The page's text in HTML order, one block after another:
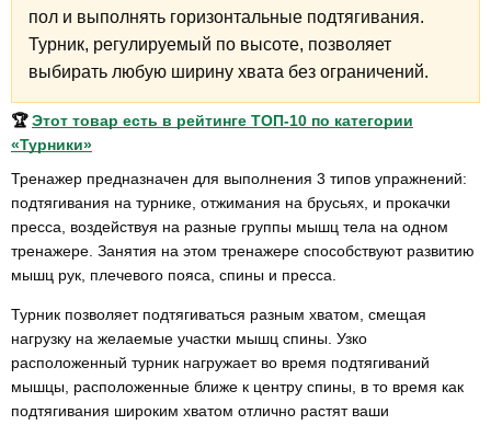
пол и выполнять горизонтальные подтягивания.
Турник, регулируемый по высоте, позволяет
выбирать любую ширину хвата без ограничений.
🏆Этот товар есть в рейтинге ТОП-10 по категории
«Турники»
Тренажер предназначен для выполнения 3 типов упражнений:
подтягивания на турнике, отжимания на брусьях, и прокачки
пресса, воздействуя на разные группы мышц тела на одном
тренажере. Занятия на этом тренажере способствуют развитию
мышц рук, плечевого пояса, спины и пресса.
Турник позволяет подтягиваться разным хватом, смещая
нагрузку на желаемые участки мышц спины. Узко
расположенный турник нагружает во время подтягиваний
мышцы, расположенные ближе к центру спины, в то время как
подтягивания широким хватом отлично растят ваши